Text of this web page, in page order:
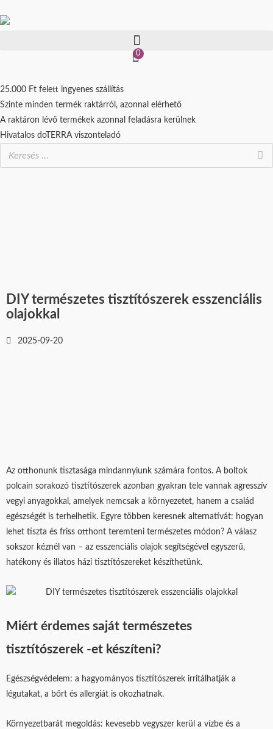
to
0
25.000 Ft felett ingyenes szállítás
Szinte minden termék raktárról, azonnal elérhető
A raktáron lévő termékek azonnal feladásra kerülnek
Hivatalos doTERRA viszonteladó
DIY természetes tisztítószerek esszenciális
olajokkal
2025-09-20
Az otthonunk tisztasága mindannyiunk számára fontos. A boltok
polcain sorakozó tisztítószerek azonban gyakran tele vannak agresszív
vegyi anyagokkal, amelyek nemcsak a környezetet, hanem a család
egészségét is terhelhetik. Egyre többen keresnek alternatívát: hogyan
lehet tiszta és friss otthont teremteni természetes módon? A válasz
sokszor kéznél van – az esszenciális olajok segítségével egyszerű,
hatékony és illatos házi tisztítószereket készíthetünk.
Miért érdemes saját természetes
tisztítószerek -et készíteni?
Egészségvédelem: a hagyományos tisztítószerek irritálhatják a
légutakat, a bőrt és allergiát is okozhatnak.
Környezetbarát megoldás: kevesebb vegyszer kerül a vízbe és a